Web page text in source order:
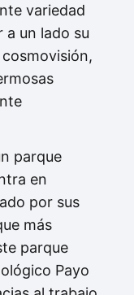
variedad
a un lado su
parque
en
por sus
más
parque
Payo